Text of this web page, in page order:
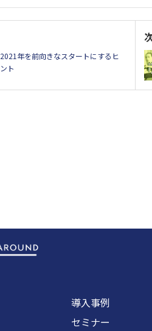
2021年を前向きなスタートにするヒ
ント
導入事例
セミナー